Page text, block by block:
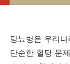
당뇨병은 우리
단순한 혈당 문